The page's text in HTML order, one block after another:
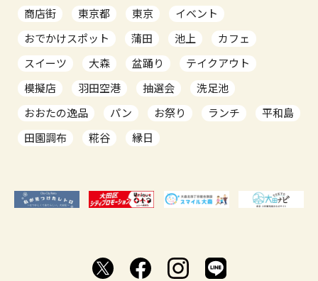
商店街
東京都 東京
イベント
おでかけスポット
蒲田 池上
カフェ
スイーツ
大森 盆踊り
テイクアウト
模擬店
羽田空港 抽選会
洗足池
おおたの逸品
パン お祭り ランチ
平和島
田園調布
糀谷 縁日